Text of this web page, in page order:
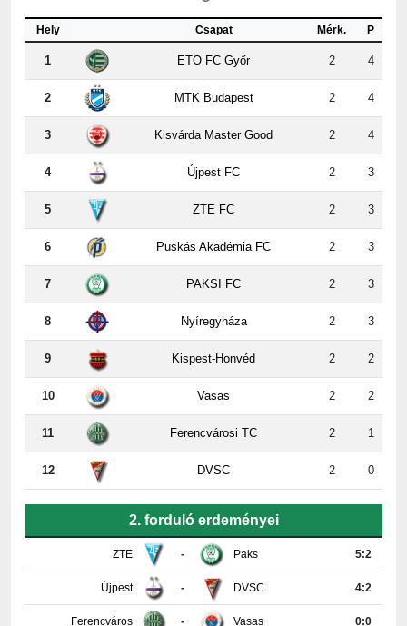
1 ETO FC Győr 2 4
2 MTK Budapest 2 4
3 Kisvárda Master Good 2 4
4 Újpest FC 2 3
5 ZTE FC 2 3
6 Puskás Akadémia FC 2 3
7 PAKSI FC 2 3
8 Nyíregyháza 2 3
9 Kispest-Honvéd 2 2
10 Vasas 2 2
11 Ferencvárosi TC 2 1
12 DVSC 2 0
ZTE - Paks
Újpest DVSC 4:2
Ferencváros Vasas 0:0
Győr Nyíregyháza 4:0